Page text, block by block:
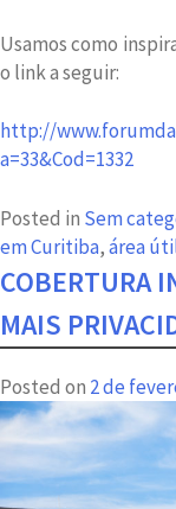
Usamos como
o link a seguir:
http://
a=33&Cod=1332
Posted in Sem
em Curitiba,área
COBERTURA
MAIS
Posted on 2 de